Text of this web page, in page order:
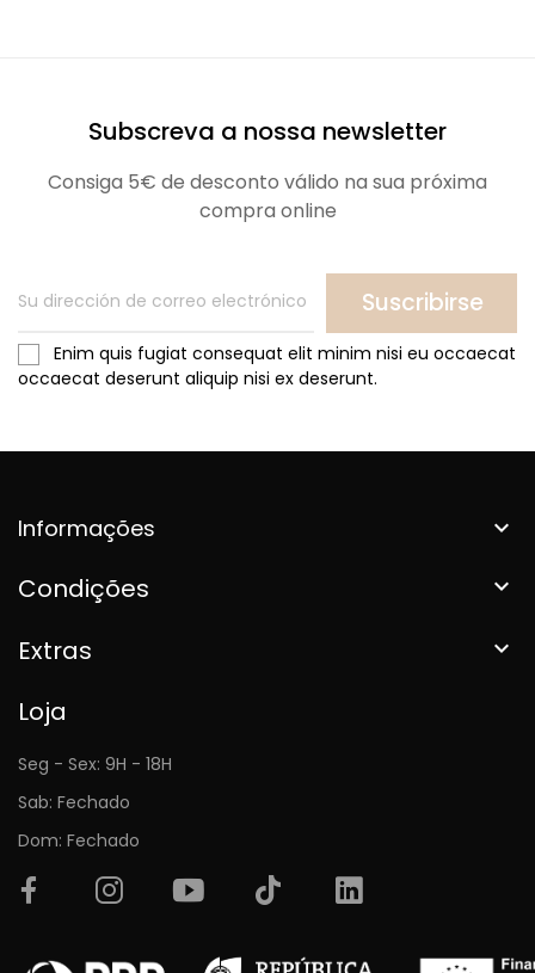
Subscreva a nossa newsletter
Consiga 5€ de desconto válido na sua próxima
compra online
Suscribirse
Enim quis fugiat consequat elit minim nisi eu occaecat
occaecat deserunt aliquip nisi ex deserunt.
Informações 
Condições 
Extras 
Loja
Seg - Sex: 9H - 18H
Sab: Fechado
Dom: Fechado